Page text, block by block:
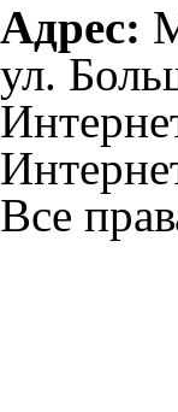
Адрес:
ул.
Все